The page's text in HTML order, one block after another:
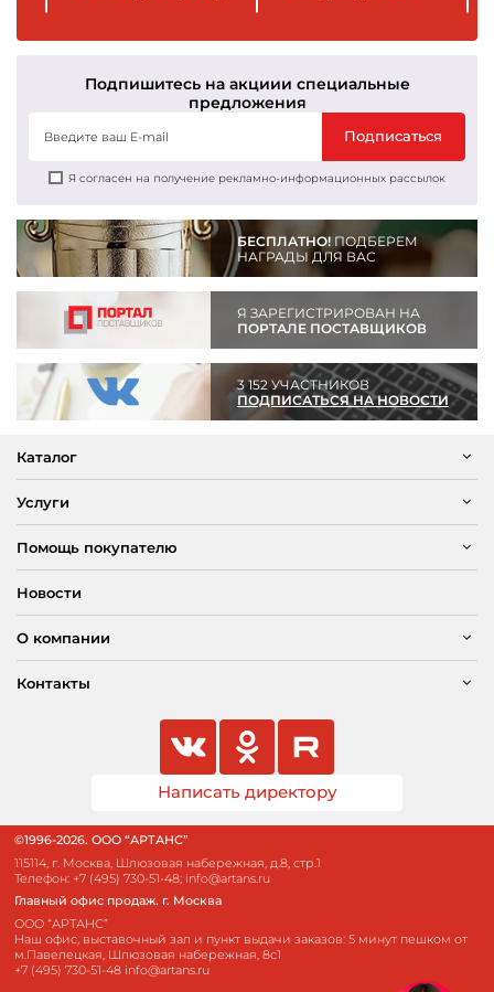
Подпишитесь на акциии специальные
предложения
Подписаться
Я согласен на получение рекламно-информационных рассылок
БЕСПЛАТНО!ПОДБЕРЕМ
НАГРАДЫ ДЛЯ ВАС
Я ЗАРЕГИСТРИРОВАН НА
ПОРТАЛЕ ПОСТАВЩИКОВ
3 152 УЧАСТНИКОВ
ПОДПИСАТЬСЯ НА НОВОСТИ
Каталог
Услуги
Помощь покупателю
Новости
О компании
Контакты
Написать директору
©1996-2026. ООО “АРТАНС”
115114, г. Москва, Шлюзовая набережная, д.8, стр.1
Телефон: +7 (495) 730-51-48; info@artans.ru
Главный офис продаж. г. Москва
ООО “АРТАНС”
Наш офис, выставочный зал и пункт выдачи заказов: 5 минут пешком от
м.Павелецкая, Шлюзовая набережная, 8с1
+7 (495) 730-51-48 info@artans.ru